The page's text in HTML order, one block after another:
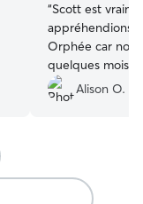
“Scott est vraiment
appréhendions
Orphée car
quelques mois
garder. Nous
vidéos et
bienveillance. Pour nos prochaines
vacances nous
Alison O.